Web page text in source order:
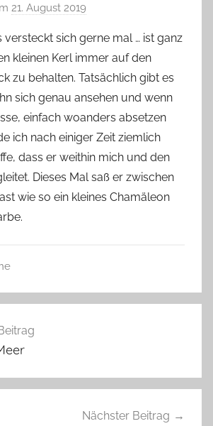
21. August 2019
n
G
l
a
s
z
w
e
r
versteckt sich gerne mal … ist ganz
kleinen Kerl immer auf den
zu behalten. Tatsächlich gibt es
sich genau ansehen und wenn
einfach woanders absetzen
ich nach einiger Zeit ziemlich
dass er weithin mich und den
Dieses Mal saß er zwischen
wie so ein kleines Chamäleon
Nächster Beitrag